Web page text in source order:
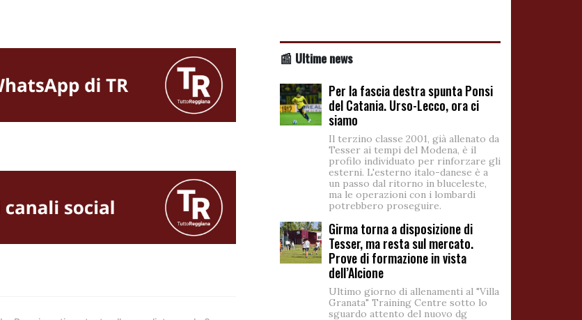
📰 Ultime news
Per la fascia destra spunta Ponsi
del Catania. Urso-Lecco, ora ci
siamo
Il terzino classe 2001, già allenato da
Tesser ai tempi del Modena, è il
profilo individuato per rinforzare gli
esterni. L'esterno italo-danese è a
un passo dal ritorno in bluceleste,
ma le operazioni con i lombardi
potrebbero proseguire.
Girma torna a disposizione di
Tesser, ma resta sul mercato.
Prove di formazione in vista
dell’Alcione
Ultimo giorno di allenamenti al "Villa
Granata" Training Centre sotto lo
sguardo attento del nuovo dg